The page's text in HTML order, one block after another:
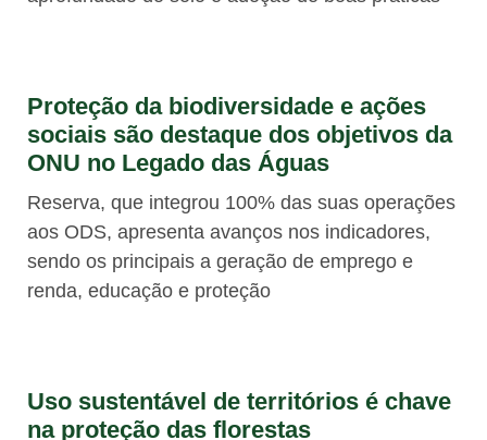
Proteção da biodiversidade e ações
sociais são destaque dos objetivos da
ONU no Legado das Águas
Reserva, que integrou 100% das suas operações
aos ODS, apresenta avanços nos indicadores,
sendo os principais a geração de emprego e
renda, educação e proteção
Uso sustentável de territórios é chave
na proteção das florestas